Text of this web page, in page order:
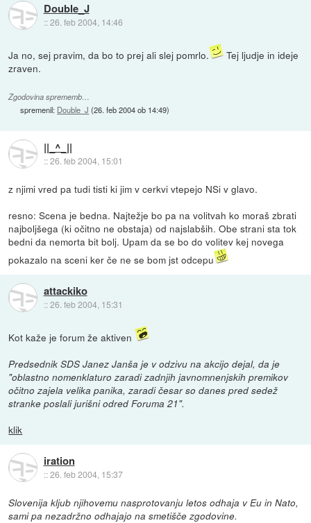
Double_J
::26. feb 2004, 14:46
Ja no, sej pravim, da bo to prej ali slej pomrlo.
Tej ljudje in ideje
zraven.
Zgodovina sprememb…
spremenil: Double_J (26. feb 2004 ob 14:49)
||_^_||
::26. feb 2004, 15:01
z njimi vred pa tudi tisti ki jim v cerkvi vtepejo NSi v glavo.
resno: Scena je bedna. Najtežje bo pa na volitvah ko moraš zbrati
najboljšega (ki očitno ne obstaja) od najslabših. Obe strani sta tok
bedni da nemorta bit bolj. Upam da se bo do volitev kej novega
pokazalo na sceni ker če ne se bom jst odcepu
attackiko
::26. feb 2004, 15:31
Kot kaže je forum že aktiven
Predsednik SDS Janez Janša je v odzivu na akcijo dejal, da je
"oblastno nomenklaturo zaradi zadnjih javnomnenjskih premikov
očitno zajela velika panika, zaradi česar so danes pred sedež
stranke poslali jurišni odred Foruma 21".
klik
iration
::26. feb 2004, 15:37
Slovenija kljub njihovemu nasprotovanju letos odhaja v Eu in Nato,
sami pa nezadržno odhajajo na smetišče zgodovine.